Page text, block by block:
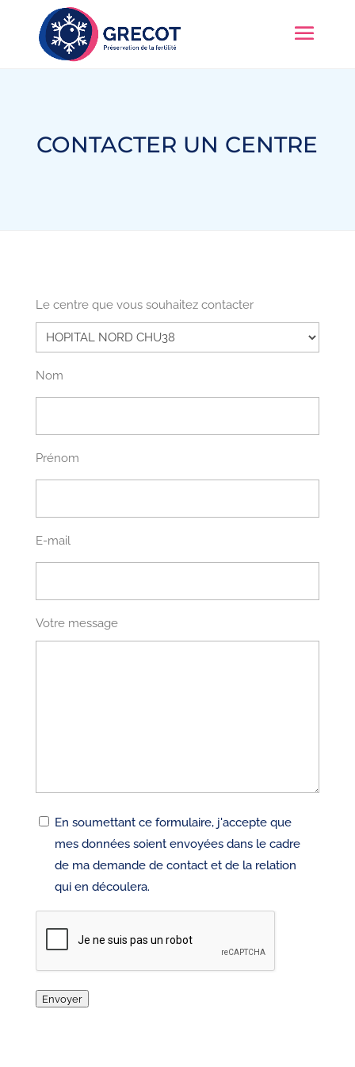
CONTACTER UN CENTRE
Le centre que vous souhaitez contacter
Nom
Prénom
E-mail
Votre message
RGPDEn soumettant ce formulaire, j'accepte que
mes données soient envoyées dans le cadre
de ma demande de contact et de la relation
qui en découlera.
Envoyer